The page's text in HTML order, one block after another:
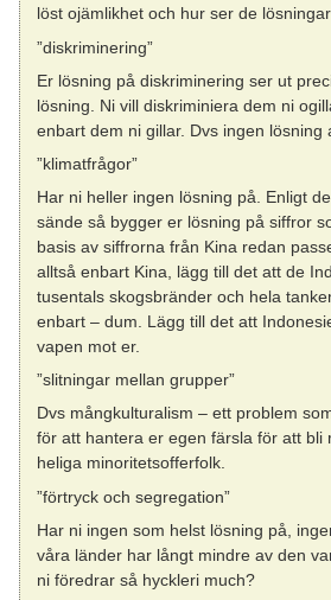
löst ojämlikhet och hur ser de
”diskriminering”
Er lösning på diskriminering ser ut
lösning. Ni vill diskriminiera dem ni
enbart dem ni gillar. Dvs ingen lösning
”klimatfrågor”
Har ni heller ingen lösning på. Enligt
sände så bygger er lösning på siffror
basis av siffrorna från Kina redan
alltså enbart Kina, lägg till det att de
tusentals skogsbränder och hela
enbart – dum. Lägg till det att
vapen mot er.
”slitningar mellan grupper”
Dvs mångkulturalism – ett problem
för att hantera er egen färsla för att bli
heliga minoritetsofferfolk.
”förtryck och segregation”
Har ni ingen som helst lösning på,
våra länder har långt mindre av den
ni föredrar så hyckleri much?